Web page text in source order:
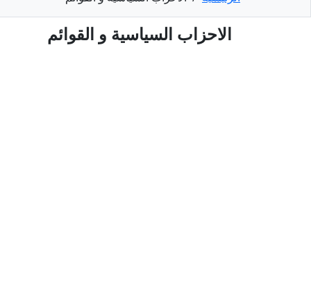
الاحزاب السياسية و القوائم